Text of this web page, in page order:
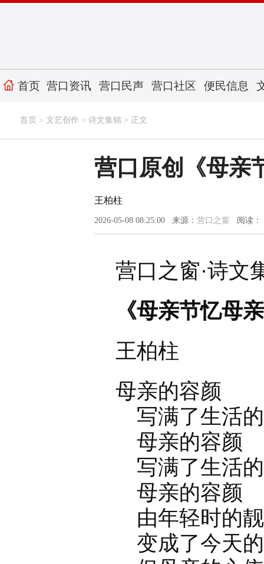
首页 营口资讯 营口民声 营口社区 便民信息
首页 > 文艺创作 > 诗文集锦 > 正文
营口原创《母
王柏柱
2026-05-08 08:25:00 来源： 营口之窗 阅读：
营口之窗·诗文
《母亲节忆母
王柏柱
母亲的容颜
写满了生活的
母亲的容颜
写满了生活的
母亲的容颜
由年轻时的靓
变成了今天的